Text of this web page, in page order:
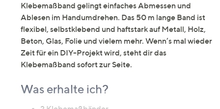
Klebemaßband gelingt einfaches Abmessen und
Ablesen im Handumdrehen. Das 50 m lange Band ist
flexibel, selbstklebend und haftstark auf Metall, Holz,
Beton, Glas, Folie und vielem mehr. Wenn’s mal wieder
Zeit für ein DIY-Projekt wird, steht dir das
Klebemaßband sofort zur Seite.
Was erhalte ich?